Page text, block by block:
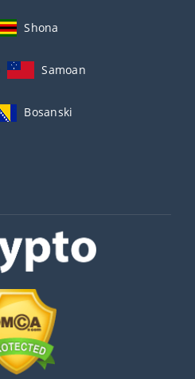
Shona
Samoan
Bosanski